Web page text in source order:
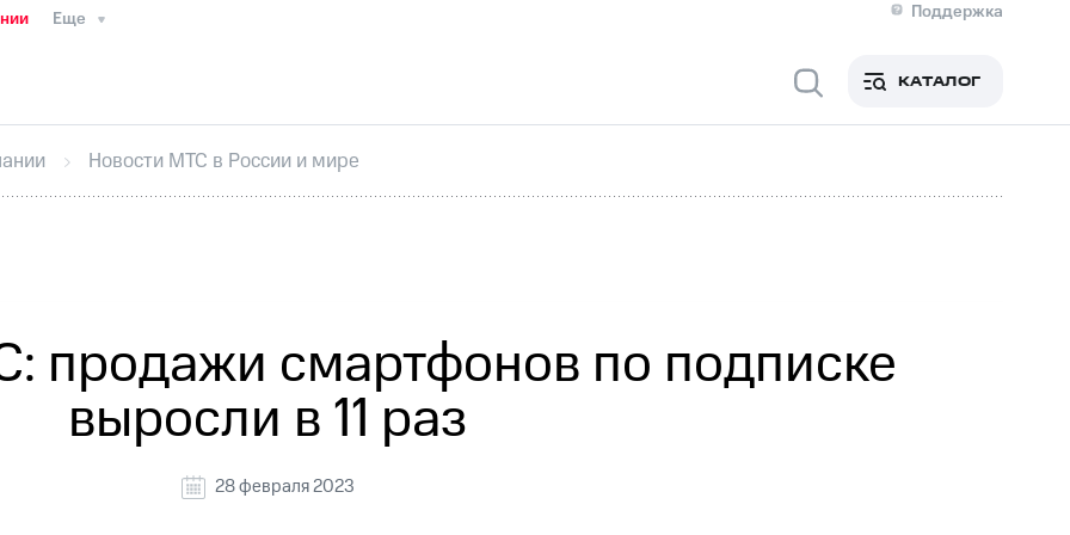
Еще
Поддержка
Медиа-центр
ИнтервьюФинансовая отчетностьКонтактыНовости в регионе
секретарьРаскрытие информации
кабинет акционераАкционерный капиталКонтроль и аудитРынок акций
КАТАЛОГ
Новости МТС в России и мире
продажи смартфонов по подписке
выросли в 11 раз
28 февраля 2023